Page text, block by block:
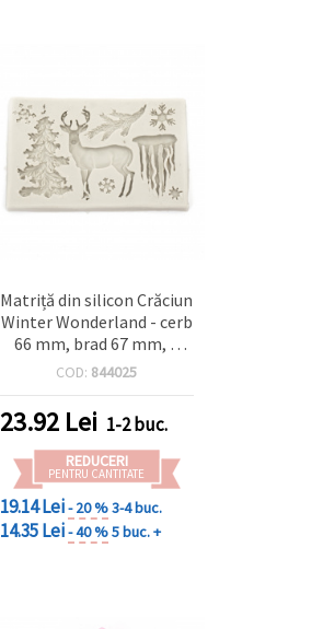
Matriță din silicon Crăciun
Winter Wonderland - cerb
66 mm, brad 67 mm, 3
fulgi 13-21 mm,
de pin 48 mm - pentru
decor tort, rășină
epoxidică și lut polimeric
COD: 844025
23.92Lei 1-2 buc.
REDUCERI
PENTRU CANTITATE
19.14 Lei- 20 %3-4 buc.
14.35 Lei- 40 %5 buc. +